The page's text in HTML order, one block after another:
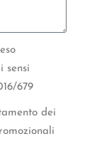
sensi
679
dei